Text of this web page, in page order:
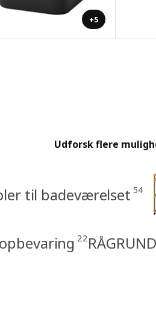
+5
Udforsk flere
til badeværelset 54
22